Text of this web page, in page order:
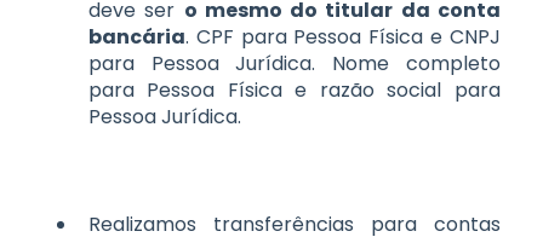
deve ser o mesmo do titular da conta
bancária. CPF para Pessoa Física e CNPJ
para Pessoa Jurídica. Nome completo
para Pessoa Física e razão social para
Pessoa Jurídica.
Realizamos transferências para contas